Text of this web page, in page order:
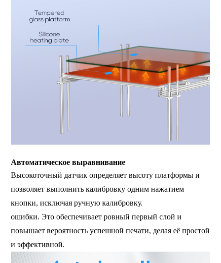
Автоматическое выравнивание
Высокоточный датчик определяет высоту платформы и
позволяет выполнить калибровку одним нажатием
кнопки, исключая ручную калибровку.
ошибки. Это обеспечивает ровный первый слой и
повышает вероятность успешной печати, делая её простой
и эффективной.